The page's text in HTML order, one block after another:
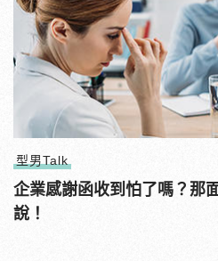
型男Talk
企業感謝函收到怕了嗎？那
說！